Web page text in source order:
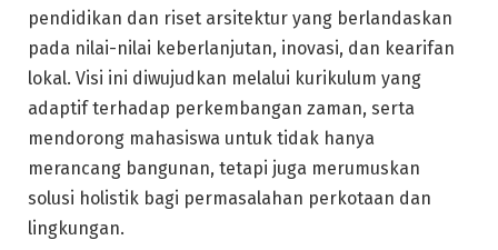
pendidikan dan riset arsitektur yang berlandaskan
pada nilai-nilai keberlanjutan, inovasi, dan kearifan
lokal. Visi ini diwujudkan melalui kurikulum yang
adaptif terhadap perkembangan zaman, serta
mendorong mahasiswa untuk tidak hanya
merancang bangunan, tetapi juga merumuskan
solusi holistik bagi permasalahan perkotaan dan
lingkungan.